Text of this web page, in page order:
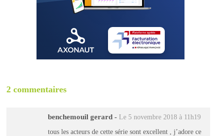
2 commentaires
benchemouil gerard - Le 5 novembre 2018 à 11h19
tous les acteurs de cette série sont excellent , j’adore ce